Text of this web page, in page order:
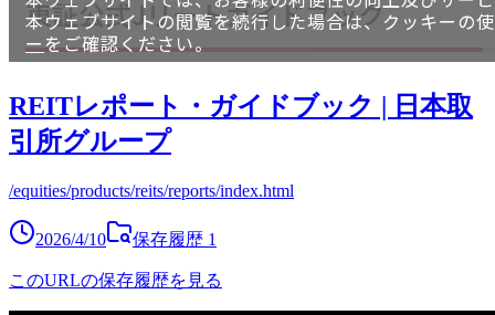
REITレポート・ガイドブック | 日本取
引所グループ
/equities/products/reits/reports/index.html
2026/4/10 保存履歴 1
このURLの保存履歴を見る